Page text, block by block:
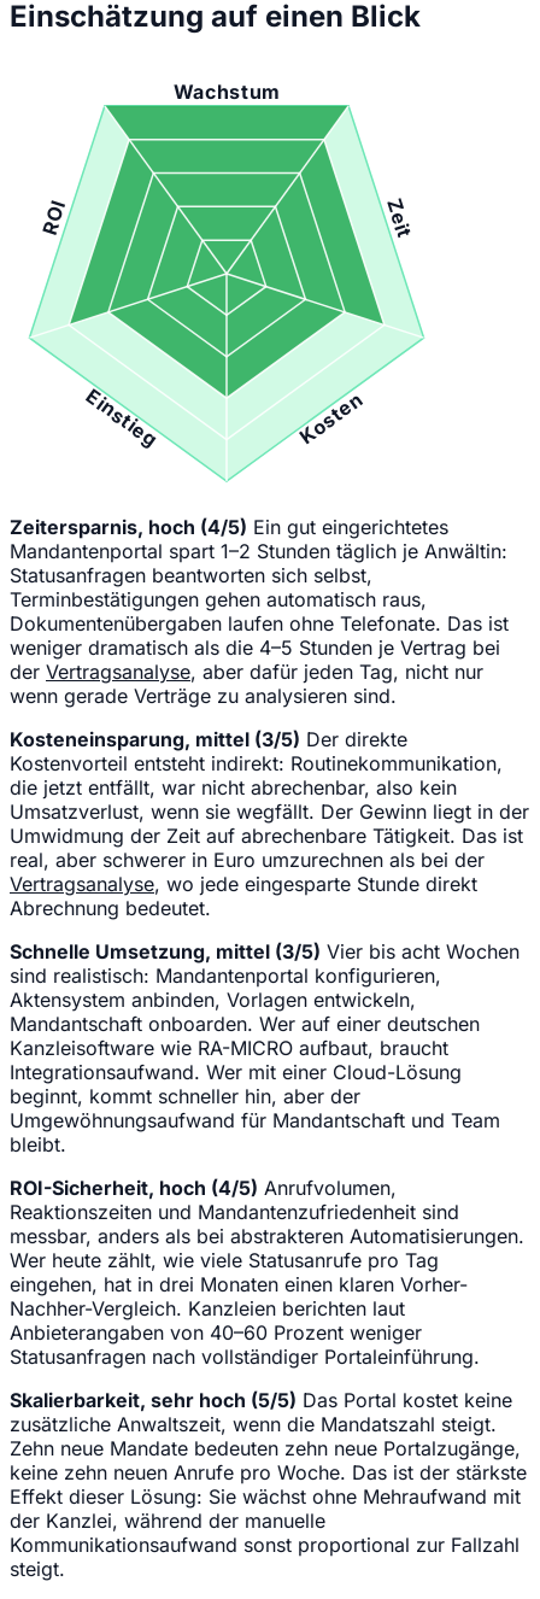
Einschätzung auf einen Blick
Zeit
Kosten
Einstieg
ROI
Wachstum
Zeitersparnis, hoch (4/5) Ein gut eingerichtetes
Mandantenportal spart 1–2 Stunden täglich je Anwältin:
Statusanfragen beantworten sich selbst,
Terminbestätigungen gehen automatisch raus,
Dokumentenübergaben laufen ohne Telefonate. Das ist
weniger dramatisch als die 4–5 Stunden je Vertrag bei
der Vertragsanalyse, aber dafür jeden Tag, nicht nur
wenn gerade Verträge zu analysieren sind.
Kosteneinsparung, mittel (3/5) Der direkte
Kostenvorteil entsteht indirekt: Routinekommunikation,
die jetzt entfällt, war nicht abrechenbar, also kein
Umsatzverlust, wenn sie wegfällt. Der Gewinn liegt in der
Umwidmung der Zeit auf abrechenbare Tätigkeit. Das ist
real, aber schwerer in Euro umzurechnen als bei der
Vertragsanalyse, wo jede eingesparte Stunde direkt
Abrechnung bedeutet.
Schnelle Umsetzung, mittel (3/5) Vier bis acht Wochen
sind realistisch: Mandantenportal konfigurieren,
Aktensystem anbinden, Vorlagen entwickeln,
Mandantschaft onboarden. Wer auf einer deutschen
Kanzleisoftware wie RA-MICRO aufbaut, braucht
Integrationsaufwand. Wer mit einer Cloud-Lösung
beginnt, kommt schneller hin, aber der
Umgewöhnungsaufwand für Mandantschaft und Team
bleibt.
ROI-Sicherheit, hoch (4/5) Anrufvolumen,
Reaktionszeiten und Mandantenzufriedenheit sind
messbar, anders als bei abstrakteren Automatisierungen.
Wer heute zählt, wie viele Statusanrufe pro Tag
eingehen, hat in drei Monaten einen klaren Vorher-
Nachher-Vergleich. Kanzleien berichten laut
Anbieterangaben von 40–60 Prozent weniger
Statusanfragen nach vollständiger Portaleinführung.
Skalierbarkeit, sehr hoch (5/5) Das Portal kostet keine
zusätzliche Anwaltszeit, wenn die Mandatszahl steigt.
Zehn neue Mandate bedeuten zehn neue Portalzugänge,
keine zehn neuen Anrufe pro Woche. Das ist der stärkste
Effekt dieser Lösung: Sie wächst ohne Mehraufwand mit
der Kanzlei, während der manuelle
Kommunikationsaufwand sonst proportional zur Fallzahl
steigt.